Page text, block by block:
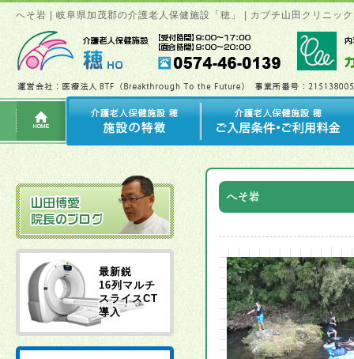
へそ岩 | 岐阜県加茂郡の介護老人保健施設「穂」 | カブチ山田クリニッ
へそ岩
最新鋭
16列マルチ
スライスCT
導入